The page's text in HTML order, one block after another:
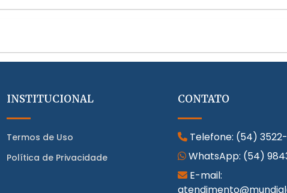
INSTITUCIONAL
Termos de Uso
Política de Privacidade
CONTATO
Telefone: (54)
WhatsApp: (54)
E-mail: